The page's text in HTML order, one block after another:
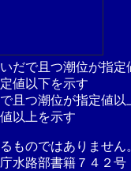
だで且つ潮位が指
値以下を示す
且つ潮位が指定値以
以上を示す
ものではありませ
水路部書籍７４２